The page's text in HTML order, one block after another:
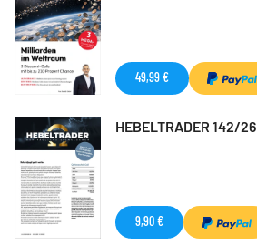
49,99 €
HEBELTRADER 142/26
9,90 €